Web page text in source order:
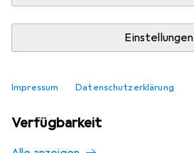
Einstellungen
Impressum Datenschutzerklärung
Verfügbarkeit